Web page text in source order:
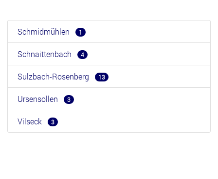
Schmidmühlen 1
Schnaittenbach 4
Sulzbach-Rosenberg 13
Ursensollen 3
Vilseck 3